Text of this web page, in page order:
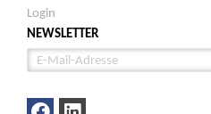
Login
NEWSLETTER